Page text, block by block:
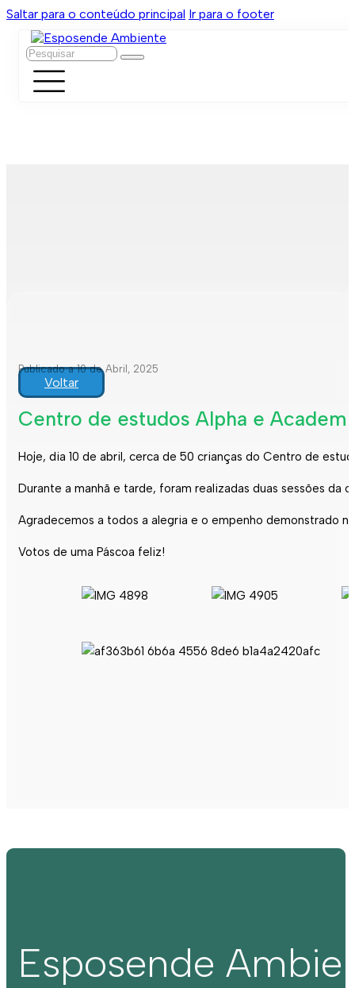
Saltar para o conteúdo principal Ir para o footer
Pesquisar
Publicado a 10 de Abril, 2025
Voltar
Centro de estudos Alpha e
Hoje, dia 10 de abril, cerca de 50 crianças do Centro de
Durante a manhã e tarde, foram realizadas duas sessões da
Agradecemos a todos a alegria e o empenho demonstrado
Votos de uma Páscoa feliz!
Esposende